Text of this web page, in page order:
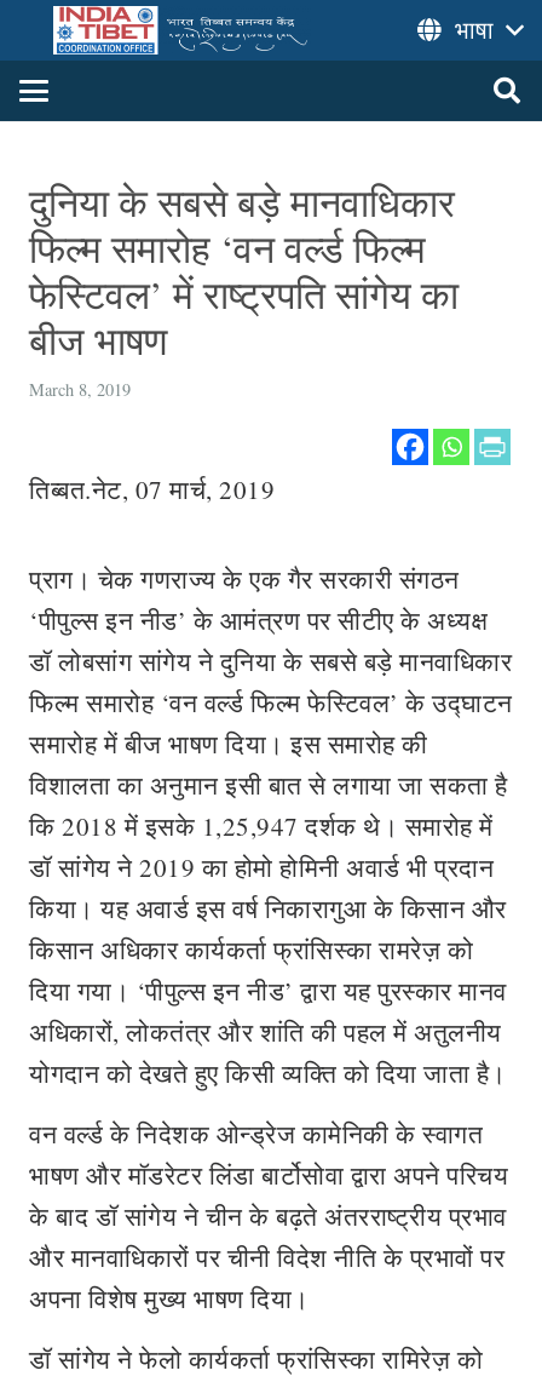
भाषा
दुनिया के सबसे बड़े मानवाधिकार
फिल्म समारोह ‘वन वर्ल्ड फिल्म
फेस्टिवल’ में राष्ट्रपति सांगेय का
बीज भाषण
March 8, 2019
तिब्बत.नेट, 07 मार्च, 2019
प्राग। चेक गणराज्य के एक गैर सरकारी संगठन
‘पीपुल्स इन नीड’ के आमंत्रण पर सीटीए के अध्यक्ष
डॉ लोबसांग सांगेय ने दुनिया के सबसे बड़े मानवाधिकार
फिल्म समारोह ‘वन वर्ल्ड फिल्म फेस्टिवल’ के उद्घाटन
समारोह में बीज भाषण दिया। इस समारोह की
विशालता का अनुमान इसी बात से लगाया जा सकता है
कि 2018 में इसके 1,25,947 दर्शक थे। समारोह में
डॉ सांगेय ने 2019 का होमो होमिनी अवार्ड भी प्रदान
किया। यह अवार्ड इस वर्ष निकारागुआ के किसान और
किसान अधिकार कार्यकर्ता फ्रांसिस्का रामरेज़ को
दिया गया। ‘पीपुल्स इन नीड’ द्वारा यह पुरस्कार मानव
अधिकारों, लोकतंत्र और शांति की पहल में अतुलनीय
योगदान को देखते हुए किसी व्यक्ति को दिया जाता है।
वन वर्ल्ड के निदेशक ओन्ड्रेज कामेनिकी के स्वागत
भाषण और मॉडरेटर लिंडा बार्टोसोवा द्वारा अपने परिचय
के बाद डॉ सांगेय ने चीन के बढ़ते अंतरराष्ट्रीय प्रभाव
और मानवाधिकारों पर चीनी विदेश नीति के प्रभावों पर
अपना विशेष मुख्य भाषण दिया।
डॉ सांगेय ने फेलो कार्यकर्ता फ्रांसिस्का रामिरेज़ को